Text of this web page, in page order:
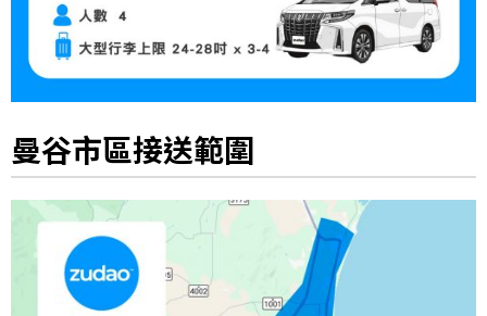
曼谷市區接送範圍